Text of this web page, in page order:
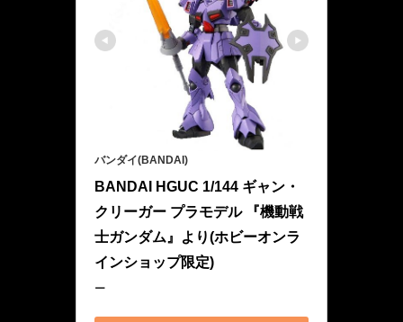
バンダイ(BANDAI)
BANDAI HGUC 1/144 ギャン・
クリーガー プラモデル 『機動戦
士ガンダム』より(ホビーオンラ
インショップ限定)
ー